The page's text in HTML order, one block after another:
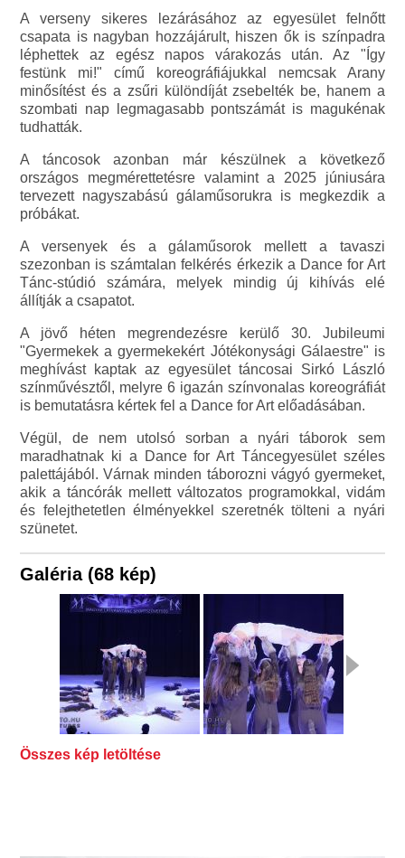
A verseny sikeres lezárásához az egyesület felnőtt
csapata is nagyban hozzájárult, hiszen ők is színpadra
léphettek az egész napos várakozás után. Az "Így
festünk mi!" című koreográfiájukkal nemcsak Arany
minősítést és a zsűri különdíját zsebelték be, hanem a
szombati nap legmagasabb pontszámát is magukénak
tudhatták.
A táncosok azonban már készülnek a következő
országos megmérettetésre valamint a 2025 júniusára
tervezett nagyszabású gálaműsorukra is megkezdik a
próbákat.
A versenyek és a gálaműsorok mellett a tavaszi
szezonban is számtalan felkérés érkezik a Dance for Art
Tánc-stúdió számára, melyek mindig új kihívás elé
állítják a csapatot.
A jövő héten megrendezésre kerülő 30. Jubileumi
"Gyermekek a gyermekekért Jótékonysági Gálaestre" is
meghívást kaptak az egyesület táncosai Sirkó László
színművésztől, melyre 6 igazán színvonalas koreográfiát
is bemutatásra kértek fel a Dance for Art előadásában.
Végül, de nem utolsó sorban a nyári táborok sem
maradhatnak ki a Dance for Art Táncegyesület széles
palettájából. Várnak minden táborozni vágyó gyermeket,
akik a táncórák mellett változatos programokkal, vidám
és felejthetetlen élményekkel szeretnék tölteni a nyári
szünetet.
Galéria (68 kép)
Összes kép letöltése